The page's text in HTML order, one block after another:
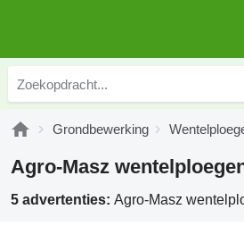
Grondbewerking
Agro-Masz
5 advertenties: Agro-Masz